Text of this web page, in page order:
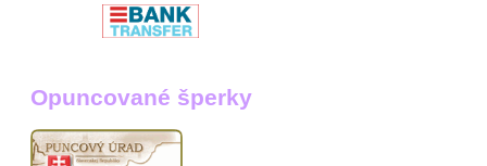
Opuncované šperky